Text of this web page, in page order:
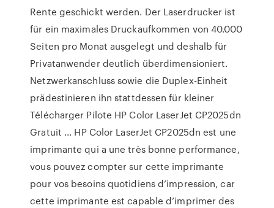
Rente geschickt werden. Der Laserdrucker ist
für ein maximales Druckaufkommen von 40.000
Seiten pro Monat ausgelegt und deshalb für
Privatanwender deutlich überdimensioniert.
Netzwerkanschluss sowie die Duplex-Einheit
prädestinieren ihn stattdessen für kleiner
Télécharger Pilote HP Color LaserJet CP2025dn
Gratuit ... HP Color LaserJet CP2025dn est une
imprimante qui a une très bonne performance,
vous pouvez compter sur cette imprimante
pour vos besoins quotidiens d’impression, car
cette imprimante est capable d’imprimer des